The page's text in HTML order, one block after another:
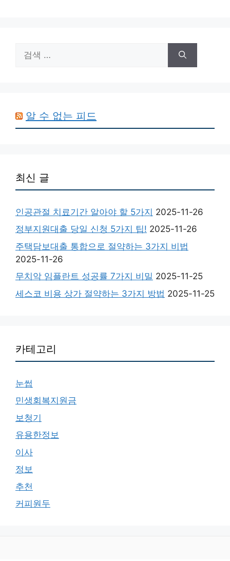
색:
알 수 없는 피드
최신 글
인공관절 치료기간 알아야 할 5가지 2025-11-26
정부지원대출 당일 신청 5가지 팁! 2025-11-26
주택담보대출 통합으로 절약하는 3가지 비법
2025-11-26
무치악 임플란트 성공률 7가지 비밀 2025-11-25
세스코 비용 상가 절약하는 3가지 방법 2025-11-25
카테고리
눈썹
민생회복지원금
보청기
유용한정보
이사
정보
추천
커피원두